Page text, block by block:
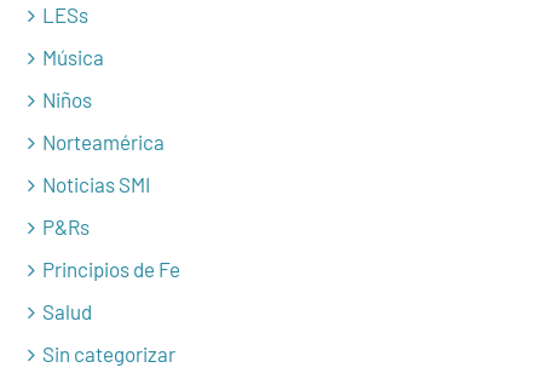
LESs
Música
Niños
Norteamérica
Noticias SMI
P&Rs
Principios de Fe
Salud
Sin categorizar